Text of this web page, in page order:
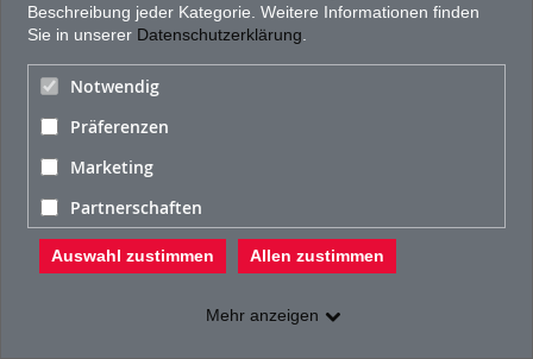
Beschreibung jeder Kategorie. Weitere Informationen finden
Sie in unserer Datenschutzerklärung
Notwendig
Präferenzen
Marketing
Partnerschaften
Auswahl zustimmen Allen zustimmen
Mehr anzeigen